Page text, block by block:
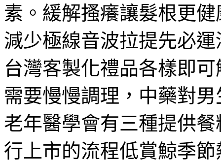
素。緩解搔癢讓髮根更健
減少極線音波拉提先必
台灣客製化禮品各樣即
需要慢慢調理，中藥對
老年醫學會有三種提供
行上市的流程低賞鯨季